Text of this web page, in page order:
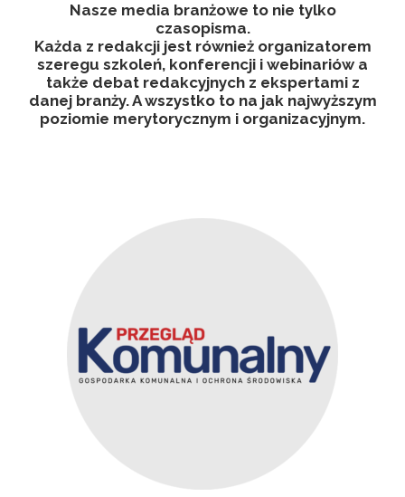
Nasze media branżowe to nie tylko
czasopisma.
Każda z redakcji jest również organizatorem
szeregu szkoleń, konferencji i webinariów a
także debat redakcyjnych z ekspertami z
danej branży. A wszystko to na jak najwyższym
poziomie merytorycznym i organizacyjnym.